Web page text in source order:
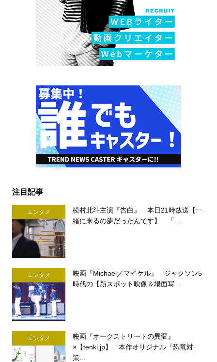
注目記事
エンタメ
松村北斗主演『告白』 本日21時放送【一
緒に来るの夢だったんです】 「...
エンタメ
映画『Michael／マイケル』 ジャクソン5
時代の【新スポット映像＆場面写...
エンタメ
映画『オークストリートの異変』
×【tenki.jp】 本作オリジナル「恐竜対
策...